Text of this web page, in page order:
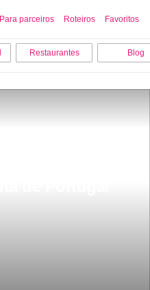
Para parceiros Roteiros Favoritos
Restaurantes Blog